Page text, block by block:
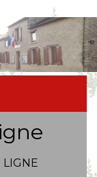
LIGNE